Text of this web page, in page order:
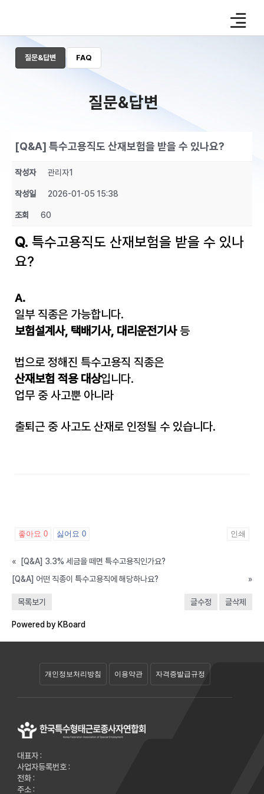
질문&답변 FAQ
질문&답변
[Q&A] 특수고용직도 산재보험을 받을 수 있나요?
작성자 관리자1
작성일 2026-01-05 15:38
조회 60
Q. 특수고용직도 산재보험을 받을 수 있나
요?
A.
일부 직종은 가능합니다.
보험설계사, 택배기사, 대리운전기사등
법으로 정해진 특수고용직 직종은
산재보험 적용 대상입니다.
업무 중 사고뿐 아니라
출퇴근 중 사고도 산재로 인정될 수 있습니다.
좋아요 0 싫어요 0 인쇄
«
[Q&A] 3.3% 세금을 떼면 특수고용직인가요?
[Q&A] 어떤 직종이 특수고용직에 해당하나요?
»
목록보기 글수정 글삭제
Powered by KBoard
개인정보처리방침 이용약관 자격증발급규정
대표자 :
사업자등록번호 :
전화 :
주소 :
질문&답변
FAQ